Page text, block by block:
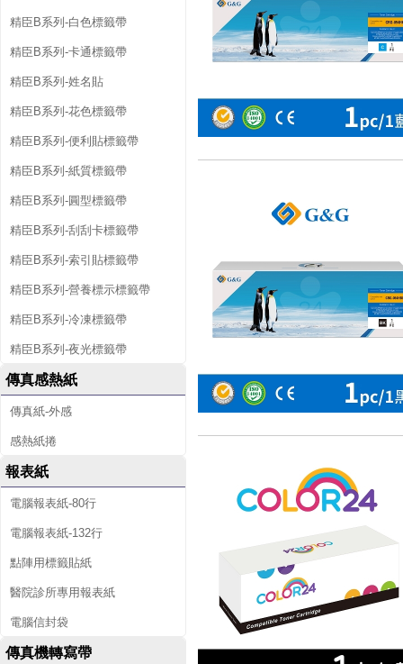
精臣B系列-白色標籤帶
精臣B系列-卡通標籤帶
精臣B系列-姓名貼
精臣B系列-花色標籤帶
精臣B系列-便利貼標籤帶
精臣B系列-紙質標籤帶
精臣B系列-圓型標籤帶
精臣B系列-刮刮卡標籤帶
精臣B系列-索引貼標籤帶
精臣B系列-營養標示標籤帶
精臣B系列-冷凍標籤帶
精臣B系列-夜光標籤帶
傳真感熱紙
傳真紙-外感
感熱紙捲
報表紙
電腦報表紙-80行
電腦報表紙-132行
點陣用標籤貼紙
醫院診所專用報表紙
電腦信封袋
傳真機轉寫帶